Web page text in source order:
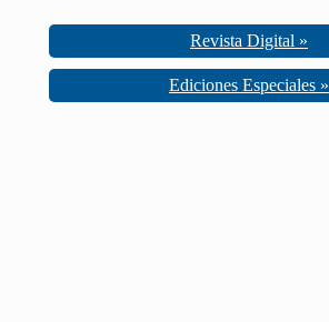
Revista Digital »
Ediciones Especiales »